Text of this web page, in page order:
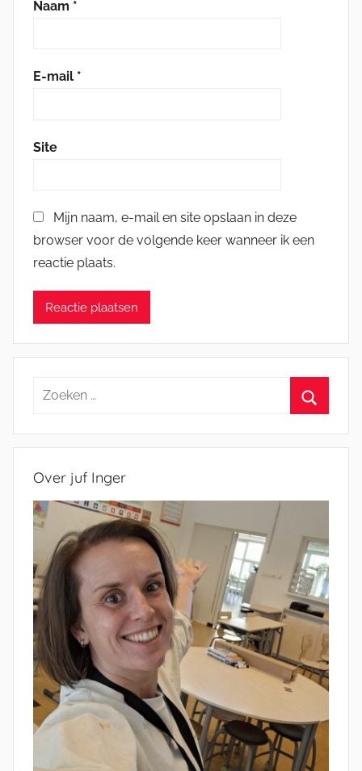
Naam *
E-mail *
Site
Mijn naam, e-mail en site opslaan in deze
browser voor de volgende keer wanneer ik een
reactie plaats.
Zoeken
Over juf Inger